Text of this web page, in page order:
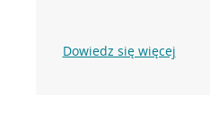
Dowiedz się więcej